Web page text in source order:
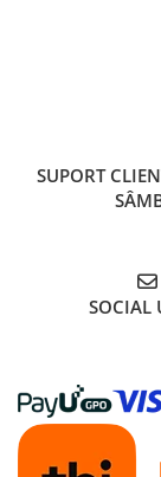
SUPORT
SOCIAL